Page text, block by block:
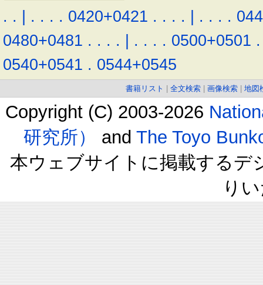
. . | . . . . 0420+0421 . . . . | . . . .
0480+0481 . . . . | . . . . 0500+0501 .
0540+0541 . 0544+0545
書籍リスト 全文検索 画像検索 地図
Copyright (C) 2003-2026
研究所）
and The Toyo
本ウェブサイトに掲載するデ
り